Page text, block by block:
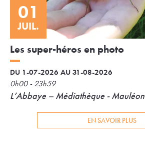
01
JUIL.
Les super-héros en photo
DU 1-07-2026 AU 31-08-2026
0h00 - 23h59
L’Abbaye – Médiathèque - Mauléon
EN SAVOIR PLUS